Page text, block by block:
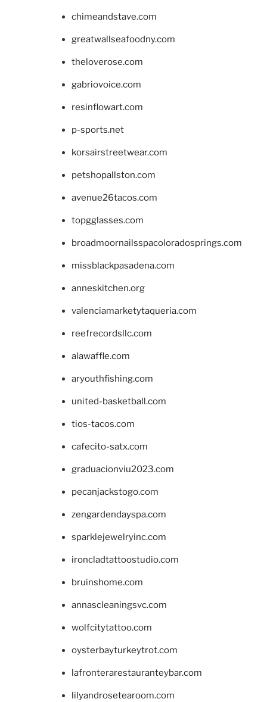
chimeandstave.com
greatwallseafoodny.com
theloverose.com
gabriovoice.com
resinflowart.com
p-sports.net
korsairstreetwear.com
petshopallston.com
avenue26tacos.com
topgglasses.com
broadmoornailsspacoloradosprings.com
missblackpasadena.com
anneskitchen.org
valenciamarketytaqueria.com
reefrecordsllc.com
alawaffle.com
aryouthfishing.com
united-basketball.com
tios-tacos.com
cafecito-satx.com
graduacionviu2023.com
pecanjackstogo.com
zengardendayspa.com
sparklejewelryinc.com
ironcladtattoostudio.com
bruinshome.com
annascleaningsvc.com
wolfcitytattoo.com
oysterbayturkeytrot.com
lafronterarestauranteybar.com
lilyandrosetearoom.com